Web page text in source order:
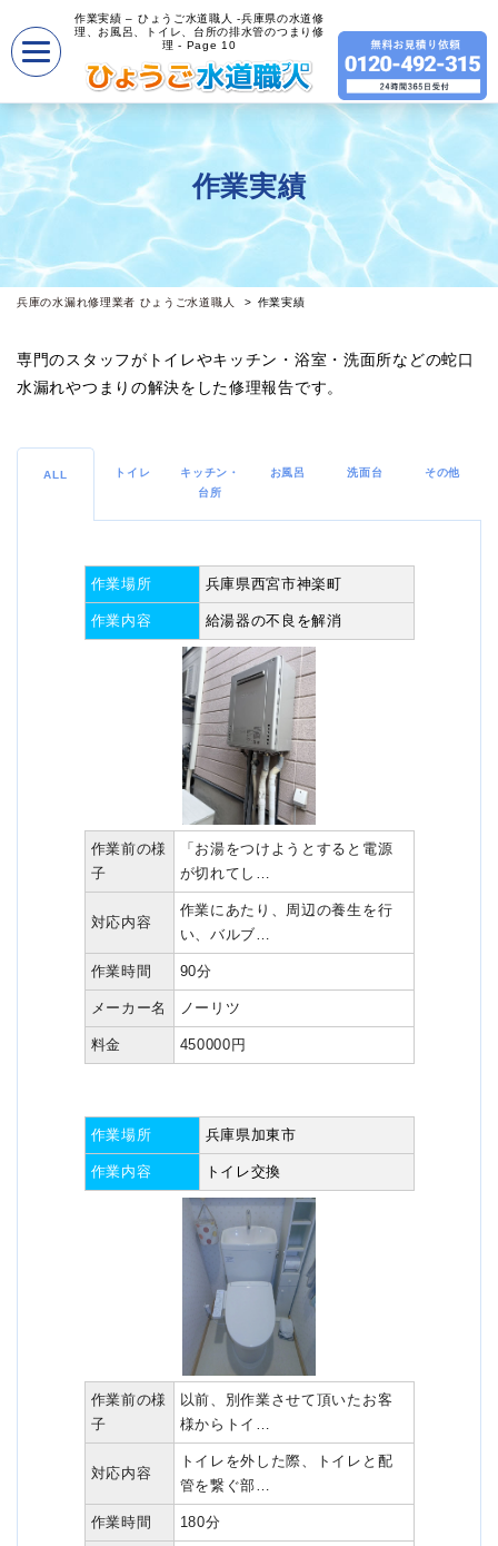
作業実績 – ひょうご水道職人 -兵庫県の水道修
理、お風呂、トイレ、台所の排水管のつまり修
理 - Page 10
作業実績
兵庫の水漏れ修理業者 ひょうご水道職人 作業実績
専門のスタッフがトイレやキッチン・浴室・洗面所などの蛇口
水漏れやつまりの解決をした修理報告です。
ALL トイレ
キッチン・
台所
お風呂 洗面台 その他
作業場所 兵庫県西宮市神楽町
作業内容 給湯器の不良を解消
作業前の様
子
「お湯をつけようとすると電源
が切れてし…
対応内容
作業にあたり、周辺の養生を行
い、バルブ…
作業時間 90分
メーカー名 ノーリツ
料金 450000円
作業場所 兵庫県加東市
作業内容 トイレ交換
作業前の様
子
以前、別作業させて頂いたお客
様からトイ…
対応内容
トイレを外した際、トイレと配
管を繋ぐ部…
作業時間 180分